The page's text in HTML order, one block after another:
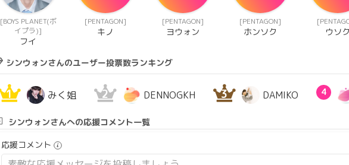
[BOYS PLANET(ボ
イプラ)]
フイ
[PENTAGON]
キノ
[PENTAGON]
ヨウォン
[PENTAGON]
ホンソク ウソ
シンウォンさんのユーザー投票数ランキング
1 みく姐 2 DENNOGKH 3 DAMIKO 4
シンウォンさんへの応援コメント一覧
応援コメント